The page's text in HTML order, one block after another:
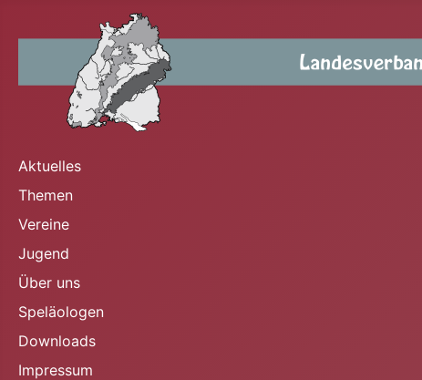
Aktuelles
Themen
Vereine
Jugend
Über uns
Speläologen
Downloads
Impressum